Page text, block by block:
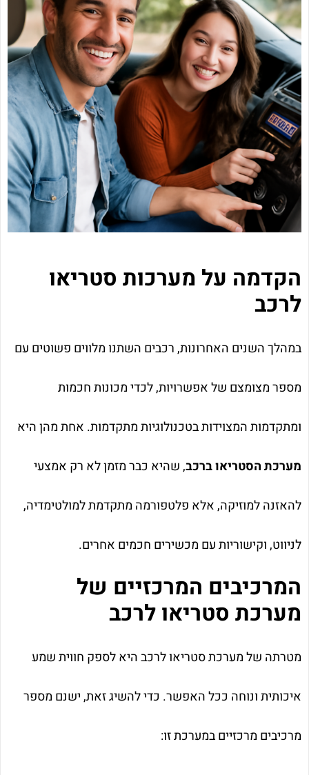
הקדמה על מערכות סטריאו
לרכב
במהלך השנים האחרונות, רכבים השתנו מלווים פשוטים עם
מספר מצומצם של אפשרויות, לכדי מכונות חכמות
ומתקדמות המצוידות בטכנולוגיות מתקדמות. אחת מהן היא
מערכת הסטריאו ברכב, שהיא כבר מזמן לא רק אמצעי
להאזנה למוזיקה, אלא פלטפורמה מתקדמת למולטימדיה,
לניווט, וקישוריות עם מכשירים חכמים אחרים.
המרכיבים המרכזיים של
מערכת סטריאו לרכב
מטרתה של מערכת סטריאו לרכב היא לספק חווית שמע
איכותית ונוחה ככל האפשר. כדי להשיג זאת, ישנם מספר
מרכיבים מרכזיים במערכת זו: